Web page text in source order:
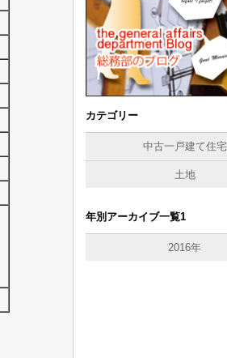
カテゴリー
中古一戸建て住宅
土地
年別アーカイブ一覧1
2016年